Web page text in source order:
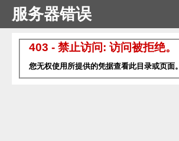
服务器错误
403 - 禁止访问: 访问被拒绝。
您无权使用所提供的凭据查看此目录或页面。